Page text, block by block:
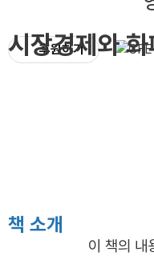
후원하기
시장경제와
책 소개
이 책의 내